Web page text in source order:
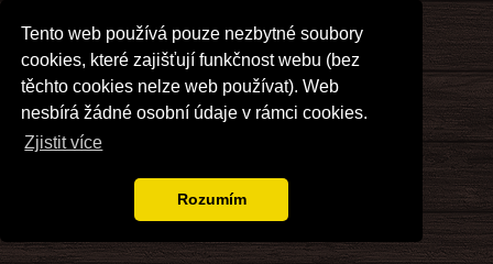
Tento web používá pouze nezbytné soubory
cookies, které zajišťují funkčnost webu (bez
těchto cookies nelze web používat). Web
nesbírá žádné osobní údaje v rámci cookies.
Zjistit více
Rozumím